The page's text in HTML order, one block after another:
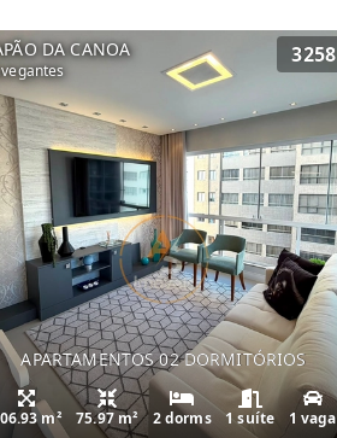
DA CANOA 3258
APARTAMENTOS 02 DORMITÓRIOS
m² 75.97 m² 2 dorms 1 suíte 1 vaga